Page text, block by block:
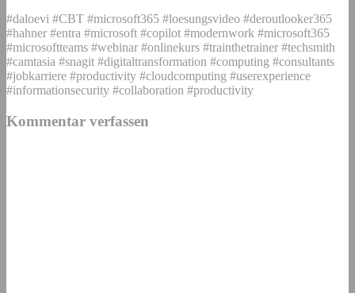
#daloevi #CBT #microsoft365 #loesungsvideo #deroutlooker365
#hahner #entra #microsoft #copilot #modernwork #microsoft365
#microsoftteams #webinar #onlinekurs #trainthetrainer #techsmith
#camtasia #snagit #digitaltransformation #computing #consultants
#jobkarriere #productivity #cloudcomputing #userexperience
#informationsecurity #collaboration #productivity
Kommentar verfassen